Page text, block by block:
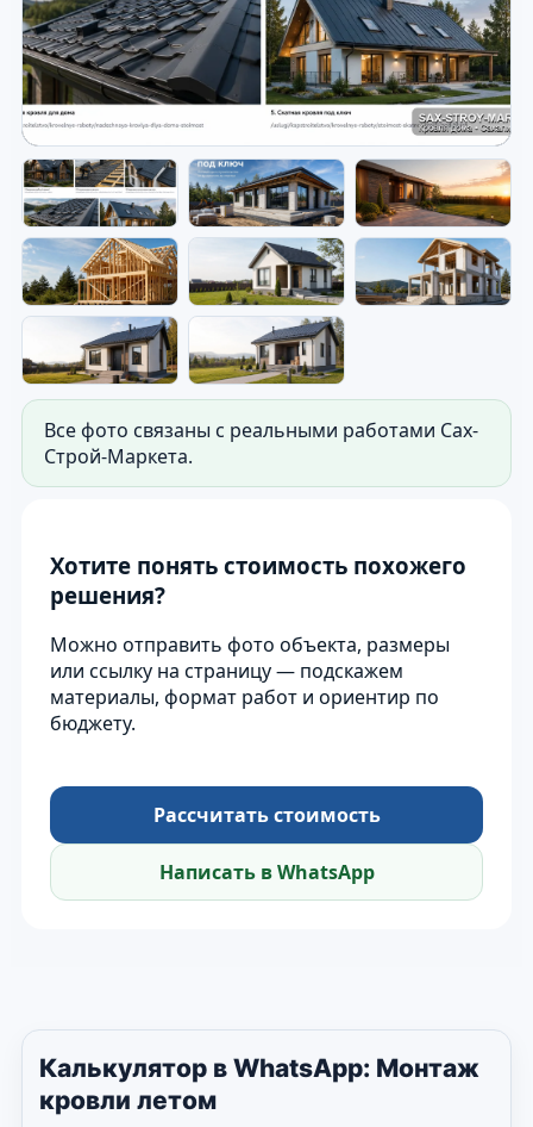
Кровельные работы — кровля
частного дома.
Фото для витрины сайта: кровля частного
дома. Используется как первый экран сайта.
Все фото связаны с реальными работами Сах-
Строй-Маркета.
Хотите понять стоимость похожего
решения?
Можно отправить фото объекта, размеры
или ссылку на страницу — подскажем
материалы, формат работ и ориентир по
бюджету.
Рассчитать стоимость
Написать в WhatsApp
Калькулятор в WhatsApp: Монтаж
кровли летом